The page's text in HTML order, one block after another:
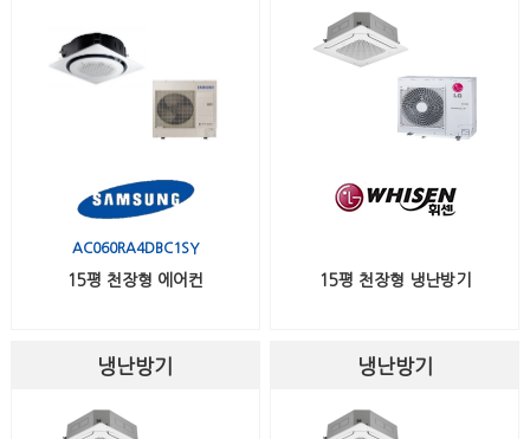
AC060RA4DBC1SY
15평 천장형 에어컨 15평 천장형 냉난방기
냉난방기 냉난방기